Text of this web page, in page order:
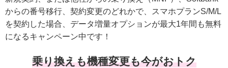
からの番号移行、契約変更のどれかで、スマホプランS/M/L
を契約した場合、データ増量オプションが最大1年間も無料
になるキャンペーン中です！
乗り換えも機種変更も今がおトク